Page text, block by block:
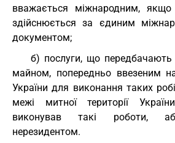
вважається міжнародним, якщо
здійснюється за єдиним
документом;
б) послуги, що
майном, попередньо ввезеним
України для виконання таких
межі митної території
виконував такі роботи,
нерезидентом.